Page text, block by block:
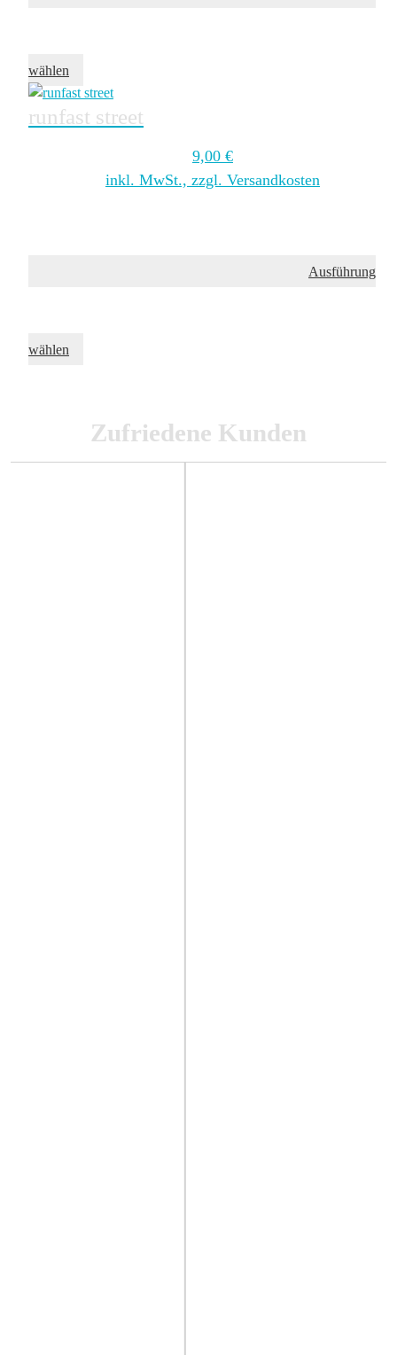
wählen
runfast street
9,00 €
inkl. MwSt., zzgl. Versandkosten
Ausführung
wählen
Zufriedene Kunden